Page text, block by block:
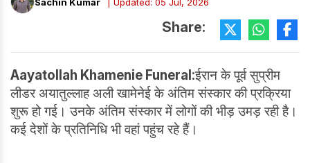
Share:
Aayatollah Khamenie Funeral:ईरान के पूर्व सुप्रीम
लीडर अयातुल्लाह अली खामेनेई के अंतिम संस्कार की प्रक्रिया
शुरू हो गई। उनके अंतिम संस्कार में लोगों की भीड़ उमड़ रही है।
कई देशों के प्रतिनिधि भी वहां पहुंच रहे हैं।